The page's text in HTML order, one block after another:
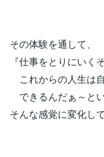
その体験を通して、
『仕事をとりにいく
これからの人生は
できるんだぁ～と
そんな感覚に変化し